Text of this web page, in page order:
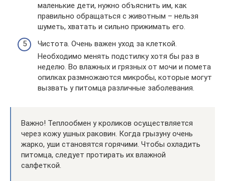
маленькие дети, нужно объяснить им, как
правильно обращаться с животным – нельзя
шуметь, хватать и сильно прижимать его.
Чистота. Очень важен уход за клеткой.
Необходимо менять подстилку хотя бы раз в
неделю. Во влажных и грязных от мочи и помета
опилках размножаются микробы, которые могут
вызвать у питомца различные заболевания.
Важно! Теплообмен у кроликов осуществляется
через кожу ушных раковин. Когда грызуну очень
жарко, уши становятся горячими. Чтобы охладить
питомца, следует протирать их влажной
салфеткой.